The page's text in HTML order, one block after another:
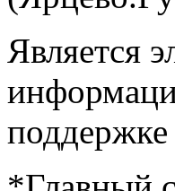
Является
поддержке